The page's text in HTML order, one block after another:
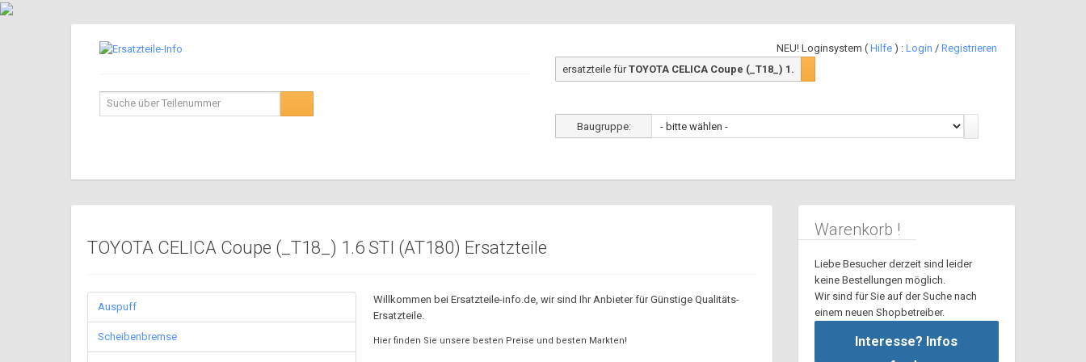
NEU! Loginsystem ( Hilfe ) : Login / Registrieren
ersatzteile fürTOYOTA CELICA Coupe (_T18_) 1.
Baugruppe:
TOYOTA CELICA Coupe (_T18_) 1.6 STI (AT180) Ersatzteile
Auspuff
Scheibenbremse
Willkommen bei Ersatzteile-info.de, wir sind Ihr Anbieter für Günstige Qualitäts-
Ersatzteile.
Hier finden Sie unsere besten Preise und besten Markten!
Warenkorb !
Liebe Besucher derzeit sind leider
keine Bestellungen möglich.
Wir sind für Sie auf der Suche nach
einem neuen Shopbetreiber.
Interesse? Infos